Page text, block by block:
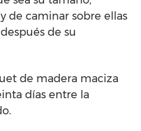
de caminar sobre ellas
de su
de madera maciza
días entre la